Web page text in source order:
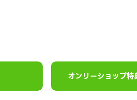
オンリーショップ特